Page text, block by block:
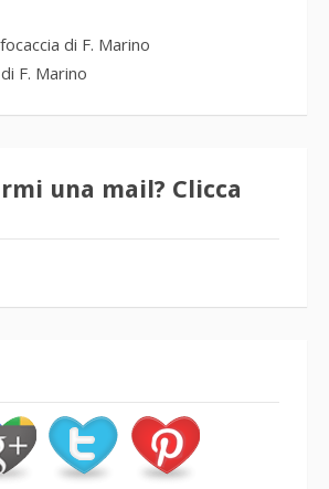
di F. Marino
F. Marino
una mail? Clicca